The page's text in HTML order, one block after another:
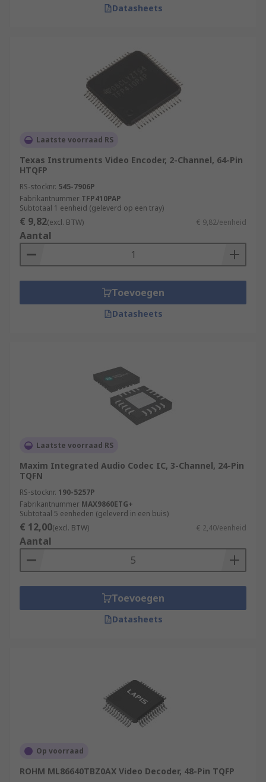
Datasheets
Laatste voorraad RS
Texas Instruments Video Encoder, 2-Channel, 64-Pin
HTQFP
RS-stocknr. 545-7906P
Fabrikantnummer TFP410PAP
Subtotaal 1 eenheid (geleverd op een tray)
€ 9,82(excl. BTW) € 9,82/eenheid
Aantal
Toevoegen
Datasheets
Laatste voorraad RS
Maxim Integrated Audio Codec IC, 3-Channel, 24-Pin
TQFN
RS-stocknr. 190-5257P
Fabrikantnummer MAX9860ETG+
Subtotaal 5 eenheden (geleverd in een buis)
€ 12,00(excl. BTW) € 2,40/eenheid
Aantal
Toevoegen
Datasheets
Op voorraad
ROHM ML86640TBZ0AX Video Decoder, 48-Pin TQFP